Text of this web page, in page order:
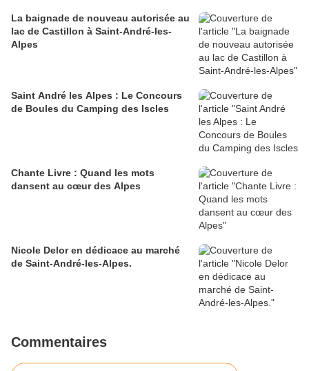
La baignade de nouveau autorisée au
lac de Castillon à Saint-André-les-
Alpes
Saint André les Alpes : Le Concours
de Boules du Camping des Iscles
Chante Livre : Quand les mots
dansent au cœur des Alpes
Nicole Delor en dédicace au marché
de Saint-André-les-Alpes.
Commentaires